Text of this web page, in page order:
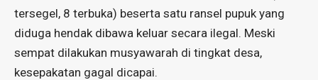
tersegel, 8 terbuka) beserta satu ransel pupuk yang
diduga hendak dibawa keluar secara ilegal. Meski
sempat dilakukan musyawarah di tingkat desa,
kesepakatan gagal dicapai.